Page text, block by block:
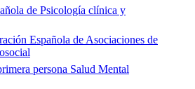
de Psicología clínica y
Española de Asociaciones de
persona Salud Mental